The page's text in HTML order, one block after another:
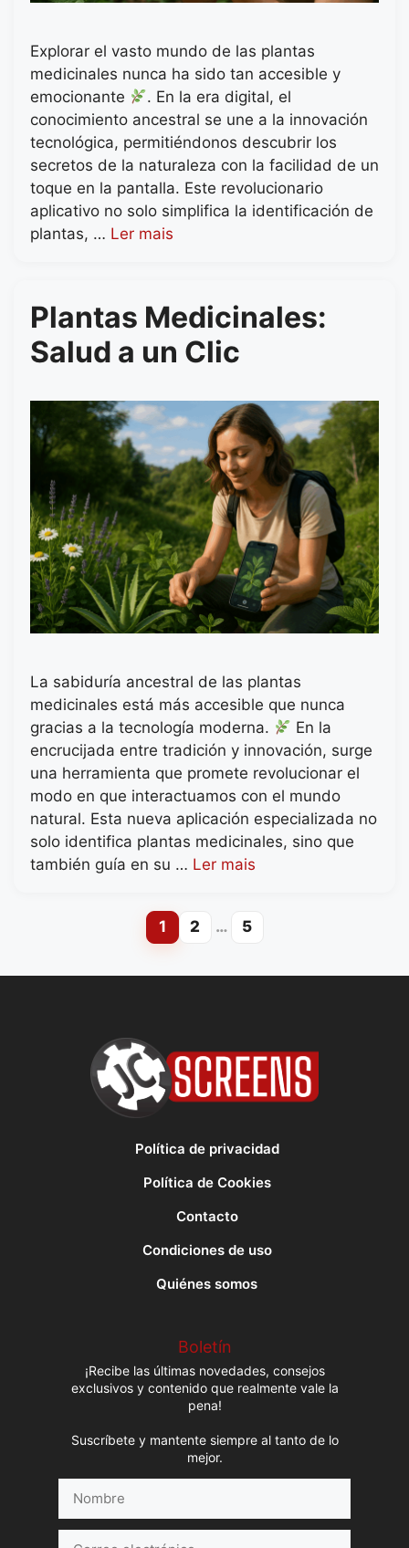
Explorar el vasto mundo de las plantas
medicinales nunca ha sido tan accesible y
emocionante
. En la era digital, el
conocimiento ancestral se une a la innovación
tecnológica, permitiéndonos descubrir los
secretos de la naturaleza con la facilidad de un
toque en la pantalla. Este revolucionario
aplicativo no solo simplifica la identificación de
plantas, … Ler mais
Plantas Medicinales:
Salud a un Clic
La sabiduría ancestral de las plantas
medicinales está más accesible que nunca
gracias a la tecnología moderna.
En la
encrucijada entre tradición y innovación, surge
una herramienta que promete revolucionar el
modo en que interactuamos con el mundo
natural. Esta nueva aplicación especializada no
solo identifica plantas medicinales, sino que
también guía en su … Ler mais
Page
1 Page
2 … Page
5
Política de privacidad
Política de Cookies
Contacto
Condiciones de uso
Quiénes somos
Boletín
¡Recibe las últimas novedades, consejos
exclusivos y contenido que realmente vale la
pena!
Suscríbete y mantente siempre al tanto de lo
mejor.